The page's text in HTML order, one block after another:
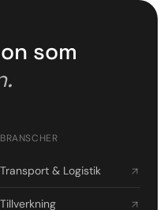
som
BRANSCHER
Transport & Logistik
Tillverkning